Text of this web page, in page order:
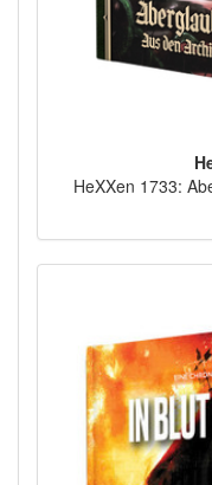
HeXXen 1733: